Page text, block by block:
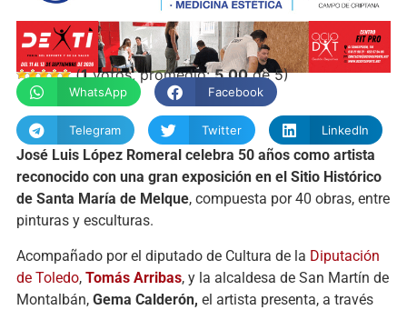
(1votos, promedio:5,00de 5)
WhatsApp Facebook
Telegram Twitter LinkedIn
José Luis López Romeral celebra 50 años como artista
reconocido con una gran exposición en el Sitio Histórico
de Santa María de Melque, compuesta por 40 obras, entre
pinturas y esculturas.
Acompañado por el diputado de Cultura de la Diputación
de Toledo, Tomás Arribas, y la alcaldesa de San Martín de
Montalbán, Gema Calderón, el artista presenta, a través